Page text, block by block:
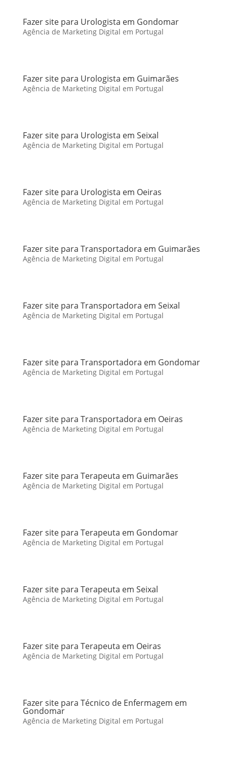
Fazer site para Urologista em Gondomar
Agência de Marketing Digital em Portugal
Fazer site para Urologista em Guimarães
Agência de Marketing Digital em Portugal
Fazer site para Urologista em Seixal
Agência de Marketing Digital em Portugal
Fazer site para Urologista em Oeiras
Agência de Marketing Digital em Portugal
Fazer site para Transportadora em Guimarães
Agência de Marketing Digital em Portugal
Fazer site para Transportadora em Seixal
Agência de Marketing Digital em Portugal
Fazer site para Transportadora em Gondomar
Agência de Marketing Digital em Portugal
Fazer site para Transportadora em Oeiras
Agência de Marketing Digital em Portugal
Fazer site para Terapeuta em Guimarães
Agência de Marketing Digital em Portugal
Fazer site para Terapeuta em Gondomar
Agência de Marketing Digital em Portugal
Fazer site para Terapeuta em Seixal
Agência de Marketing Digital em Portugal
Fazer site para Terapeuta em Oeiras
Agência de Marketing Digital em Portugal
Fazer site para Técnico de Enfermagem em
Gondomar
Agência de Marketing Digital em Portugal